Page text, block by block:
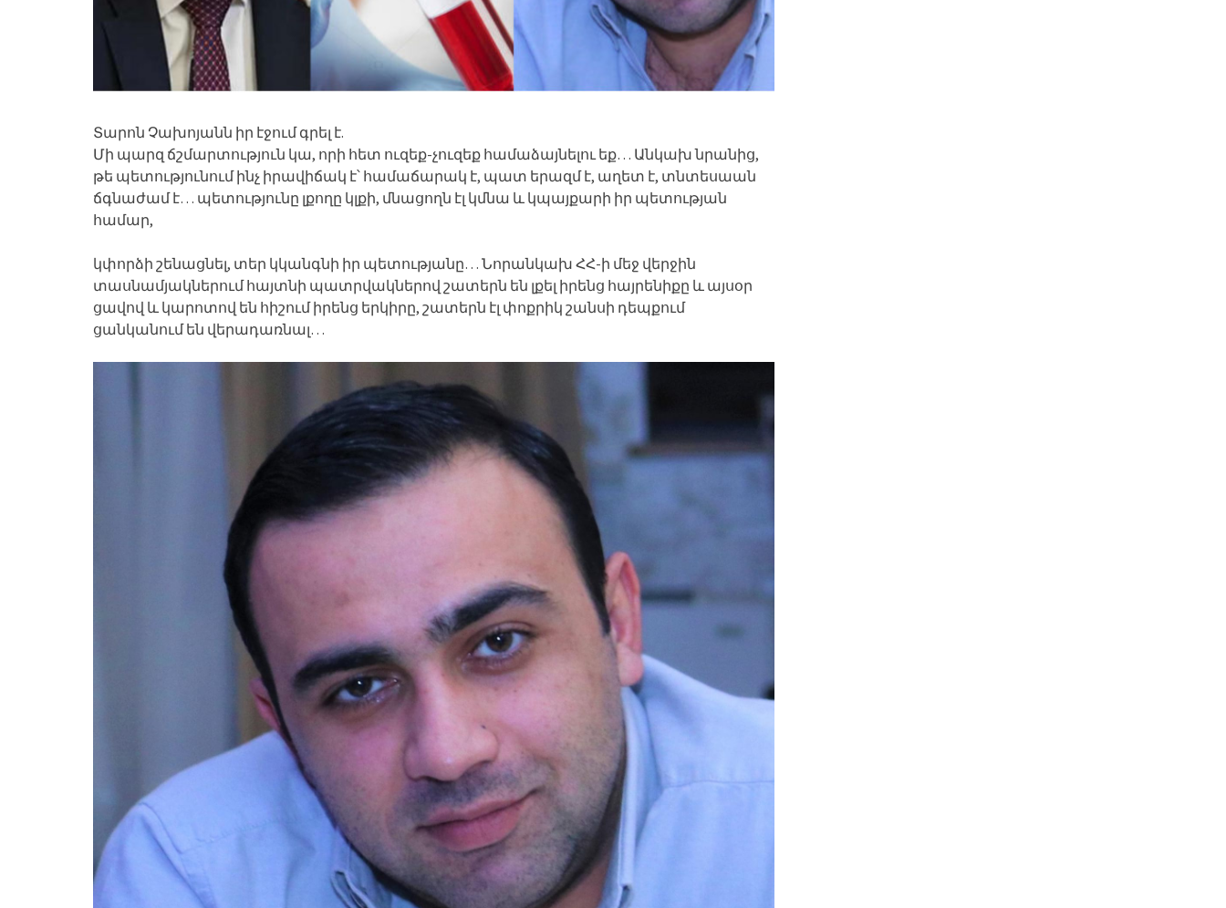
Տարոն Չախոյանն իր էջում գրել է.
Մի պարզ ճշմարտություն կա, որի հետ ուզեք-չուզեք համաձայնելու եք… Անկախ նրանից,
թե պետությունում ինչ իրավիճակ է՝ համաճարակ է, պատ երազմ է, աղետ է, տնտեսաան
ճգնաժամ է… պետությունը լքողը կլքի, մնացողն էլ կմնա և կպայքարի իր պետության
համար,
կփորձի շենացնել, տեր կկանգնի իր պետությանը… Նորանկախ ՀՀ-ի մեջ վերջին
տասնամյակներում հայտնի պատրվակներով շատերն են լքել իրենց հայրենիքը և այսօր
ցավով և կարոտով են հիշում իրենց երկիրը, շատերն էլ փոքրիկ շանսի դեպքում
ցանկանում են վերադառնալ…